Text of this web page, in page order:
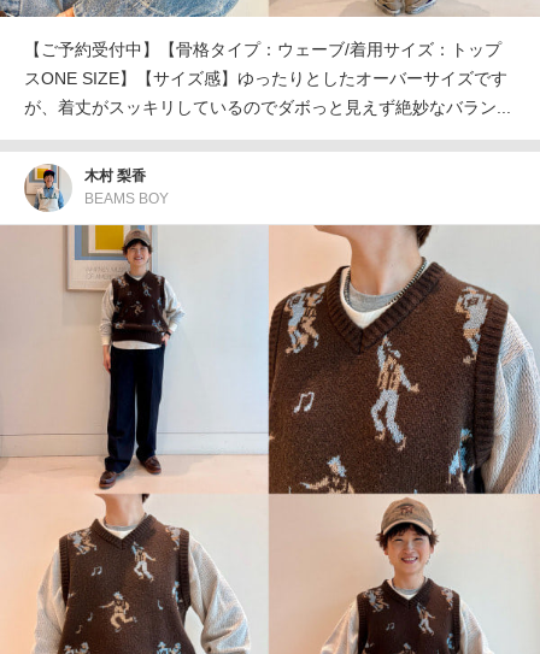
【ご予約受付中】【骨格タイプ：ウェーブ/着用サイズ：トップ
スONE SIZE】【サイズ感】ゆったりとしたオーバーサイズです
が、着丈がスッキリしているのでダボっと見えず絶妙なバラン...
木村 梨香
BEAMS BOY